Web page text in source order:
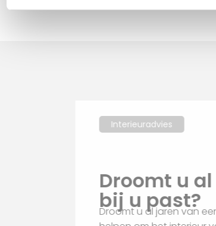
Interieuradvies
bij u
Droomt u al